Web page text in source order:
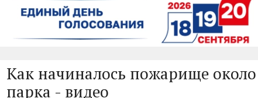
Как начиналось пожарище
парка - видео